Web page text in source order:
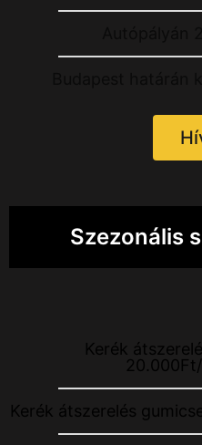
Szezonális
Kerék
Kerék átszerelés